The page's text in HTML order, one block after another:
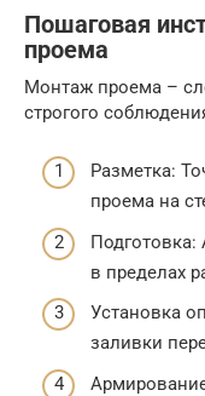
Пошаговая
проема
Монтаж проема –
строгого
Разметка:
проема на
Подготовка:
в пределах
Установка
заливки